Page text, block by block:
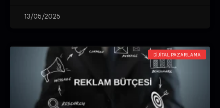
13/05/2025
DIJITAL PAZARLAMA